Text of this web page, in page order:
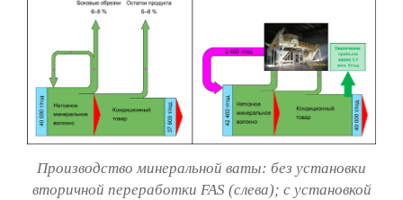
Производство минеральной ваты: без установки
вторичной переработки FAS (слева); с установкой